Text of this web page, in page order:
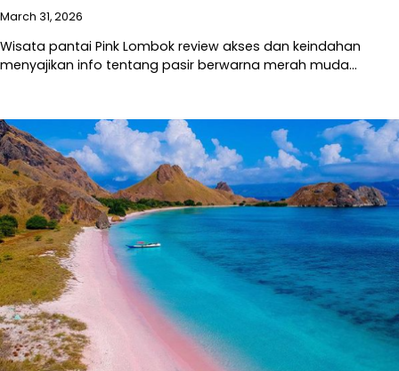
March 31, 2026
Wisata pantai Pink Lombok review akses dan keindahan
menyajikan info tentang pasir berwarna merah muda…